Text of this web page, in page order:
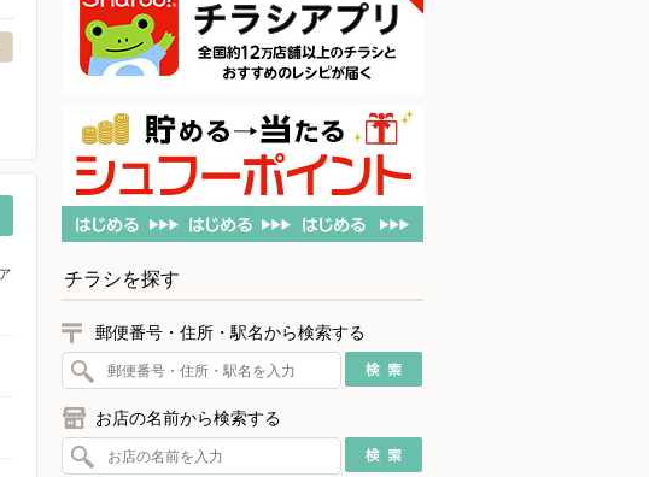
チラシを探す
郵便番号・住所・駅名から検索する
お店の名前から検索する